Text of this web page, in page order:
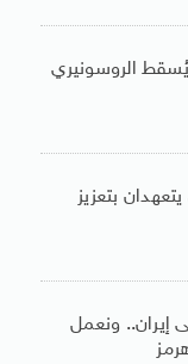
الروسونيري
بتعزيز
ونعمل